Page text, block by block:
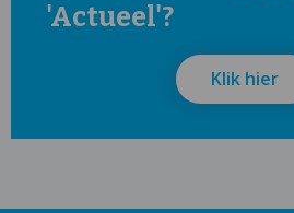
'Actueel'?
Klik hier